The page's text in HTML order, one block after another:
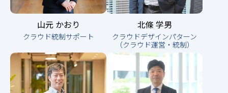
山元 かおり
クラウド統制サポート
北條 学男
クラウドデザインパターン
（クラウド運営・統制）